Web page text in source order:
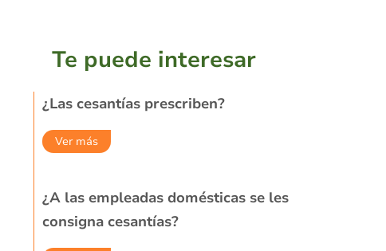
Te puede interesar
¿Las cesantías prescriben?
Ver más
¿A las empleadas domésticas se les
consigna cesantías?